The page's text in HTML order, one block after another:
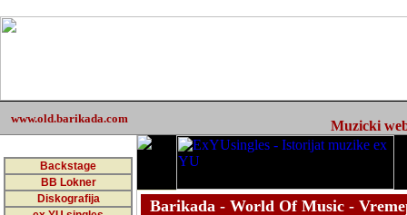
www.old.barikada.com Muzicki
Backstage
BB Lokner
Diskografija
Barikada - World Of Music -